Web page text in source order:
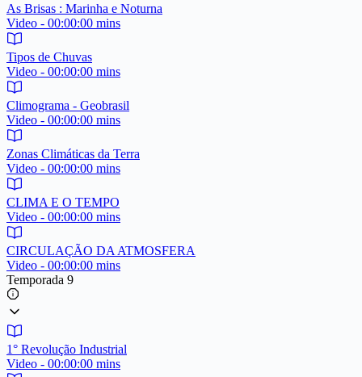
As Brisas : Marinha e Noturna
Video - 00:00:00 mins
Tipos de Chuvas
Video - 00:00:00 mins
Climograma - Geobrasil
Video - 00:00:00 mins
Zonas Climáticas da Terra
Video - 00:00:00 mins
CLIMA E O TEMPO
Video - 00:00:00 mins
CIRCULAÇÃO DA ATMOSFERA
Video - 00:00:00 mins
Temporada 9
1° Revolução Industrial
Video - 00:00:00 mins